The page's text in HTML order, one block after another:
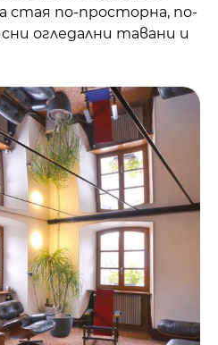
стая по-просторна, по-
огледални тавани и